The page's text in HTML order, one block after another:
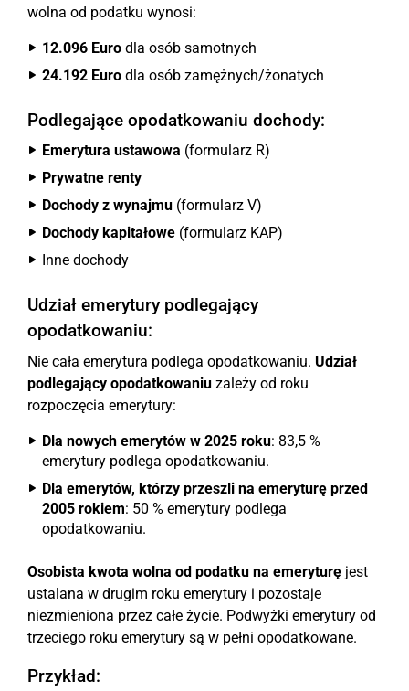
wolna od podatku wynosi:
12.096 Euro dla osób samotnych
24.192 Euro dla osób zamężnych/żonatych
Podlegające opodatkowaniu dochody:
Emerytura ustawowa (formularz R)
Prywatne renty
Dochody z wynajmu (formularz V)
Dochody kapitałowe (formularz KAP)
Inne dochody
Udział emerytury podlegający
opodatkowaniu:
Nie cała emerytura podlega opodatkowaniu. Udział
podlegający opodatkowaniu zależy od roku
rozpoczęcia emerytury:
Dla nowych emerytów w 2025 roku: 83,5 %
emerytury podlega opodatkowaniu.
Dla emerytów, którzy przeszli na emeryturę przed
2005 rokiem: 50 % emerytury podlega
opodatkowaniu.
Osobista kwota wolna od podatku na emeryturę jest
ustalana w drugim roku emerytury i pozostaje
niezmieniona przez całe życie. Podwyżki emerytury od
trzeciego roku emerytury są w pełni opodatkowane.
Przykład: